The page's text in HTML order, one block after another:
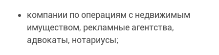
компании по операциям с недвижимым
имуществом, рекламные агентства,
адвокаты, нотариусы;